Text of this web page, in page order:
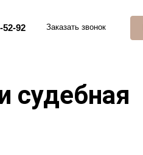
52-92 Заказать звонок
судебная